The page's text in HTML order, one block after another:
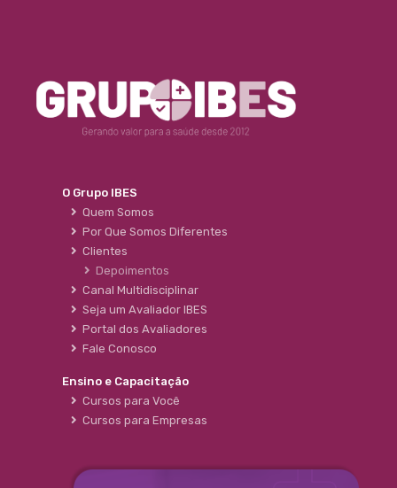
O Grupo IBES
Quem Somos
Por Que Somos Diferentes
Clientes
Depoimentos
Canal Multidisciplinar
Seja um Avaliador IBES
Portal dos Avaliadores
Fale Conosco
Ensino e Capacitação
Cursos para Você
Cursos para Empresas